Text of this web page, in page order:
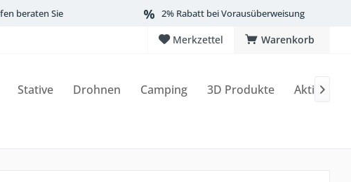
beraten Sie 2% Rabatt bei Vorausüberweisung
Warenkorb
Merkzettel
Stative Drohnen Camping 3D Produkte Aktionen
